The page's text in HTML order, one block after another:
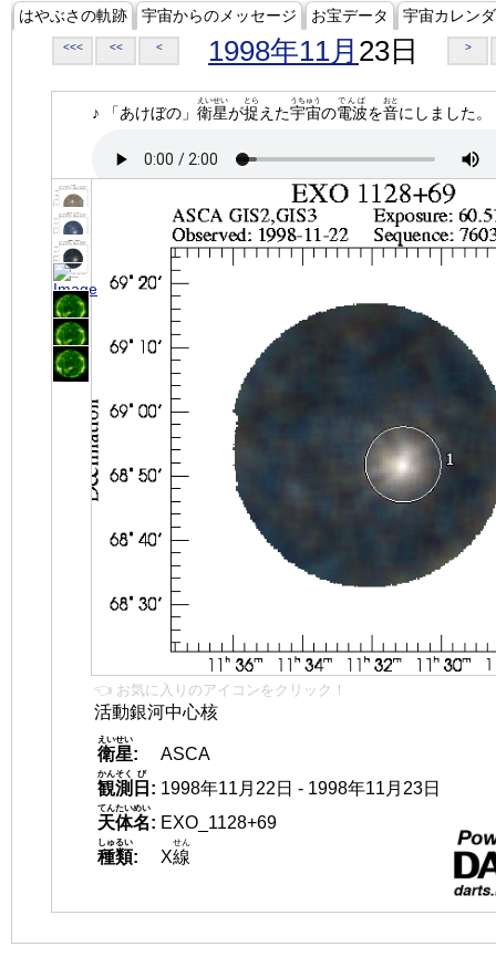
はやぶさの軌跡 宇宙からのメッセージ お宝データ 宇宙カレン
<<< << < 1998年11月 23日 >
♪ 「あけぼの」 衛星
えいせい
が捉
とら
えた宇宙
うちゅう
の電波
でんぱ
を音
おと
にしました。
👈 お気に入りのアイコンをクリック！
活動銀河中心核
衛星
えいせい
:
ASCA
観測
かんそく
日
び
: 1998年11月22日 - 1998年11月23日
天体名
てんたいめい
: EXO_1128+69
種類
しゅるい
: X線
せん